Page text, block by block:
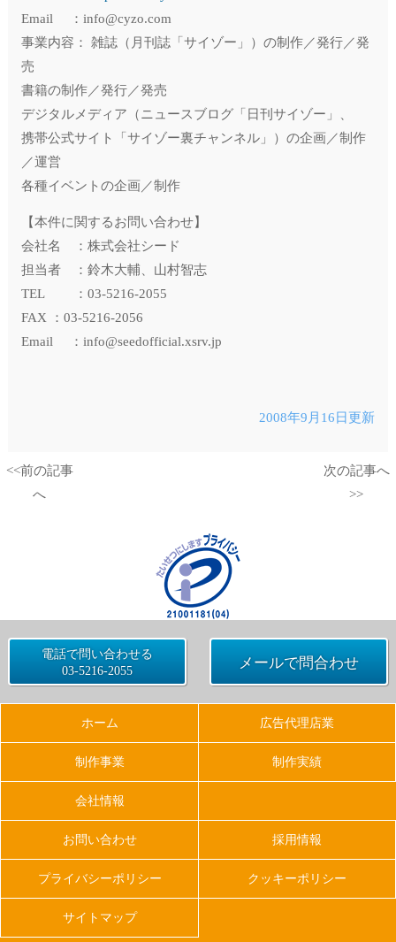
Email ：info@cyzo.com
事業内容： 雑誌（月刊誌「サイゾー」）の制作／発行／発
売
書籍の制作／発行／発売
デジタルメディア（ニュースブログ「日刊サイゾー」、
携帯公式サイト「サイゾー裏チャンネル」）の企画／制作
／運営
各種イベントの企画／制作
【本件に関するお問い合わせ】
会社名 ：株式会社シード
担当者 ：鈴木大輔、山村智志
TEL ：03-5216-2055
FAX ：03-5216-2056
Email ：info@seedofficial.xsrv.jp
2008年9月16日更新
<<前の記事
へ
次の記事へ
>>
電話で問い合わせる
03-5216-2055
メールで問合わせ
ホーム 広告代理店業
制作事業 制作実績
会社情報
お問い合わせ 採用情報
プライバシーポリシー クッキーポリシー
サイトマップ